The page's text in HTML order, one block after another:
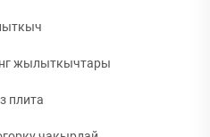
жылыткычтары
плита